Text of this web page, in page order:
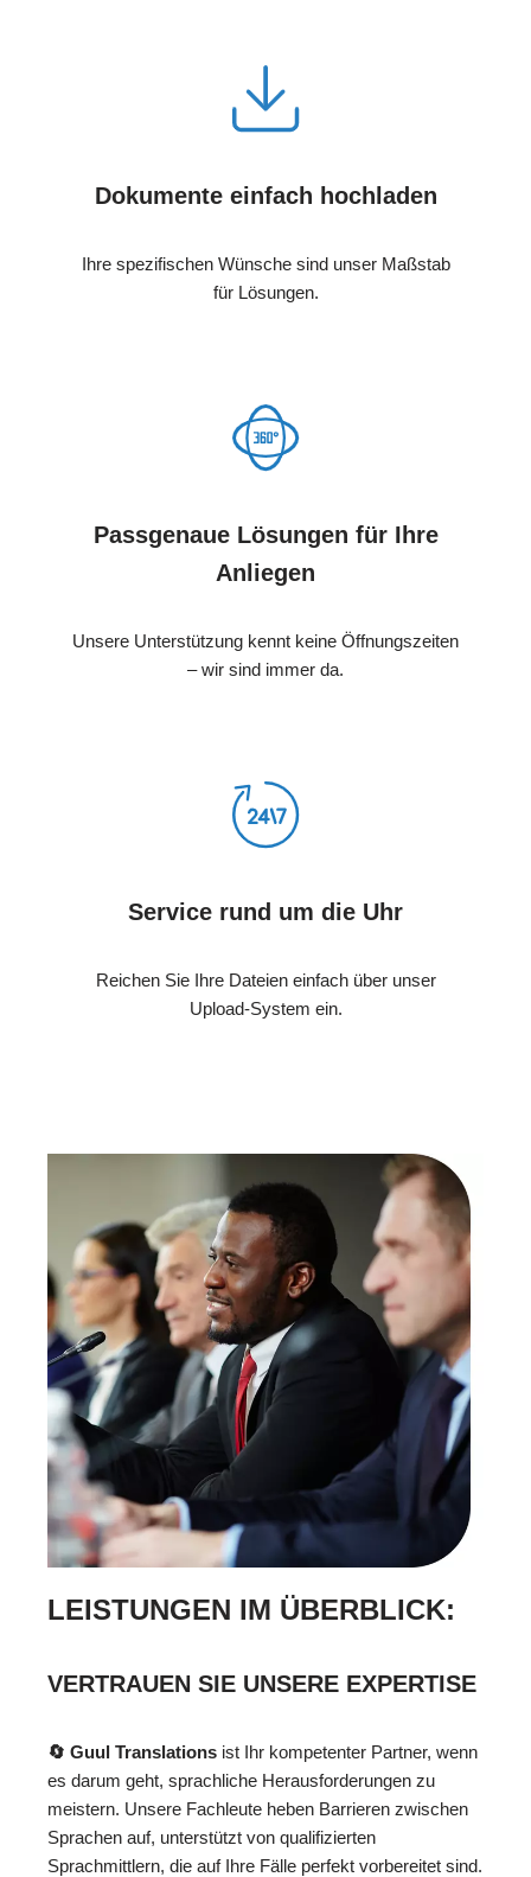
Dokumente einfach hochladen
Ihre spezifischen Wünsche sind unser Maßstab
für Lösungen.
Passgenaue Lösungen für Ihre
Anliegen
Unsere Unterstützung kennt keine Öffnungszeiten
– wir sind immer da.
Service rund um die Uhr
Reichen Sie Ihre Dateien einfach über unser
Upload-System ein.
LEISTUNGEN IM ÜBERBLICK:
VERTRAUEN SIE UNSERE EXPERTISE
🔄 Guul Translations ist Ihr kompetenter Partner, wenn
es darum geht, sprachliche Herausforderungen zu
meistern. Unsere Fachleute heben Barrieren zwischen
Sprachen auf, unterstützt von qualifizierten
Sprachmittlern, die auf Ihre Fälle perfekt vorbereitet sind.